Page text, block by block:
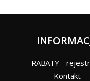
RABATY -
Kontakt